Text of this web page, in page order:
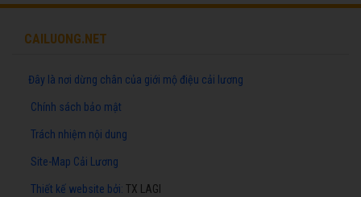
CAILUONG.NET
Đây là nơi dừng chân của giới mộ điệu cải lương
Chính sách bảo mật
Trách nhiệm nội dung
Site-Map Cải Lương
Thiết kế website bởi: TX LAGI